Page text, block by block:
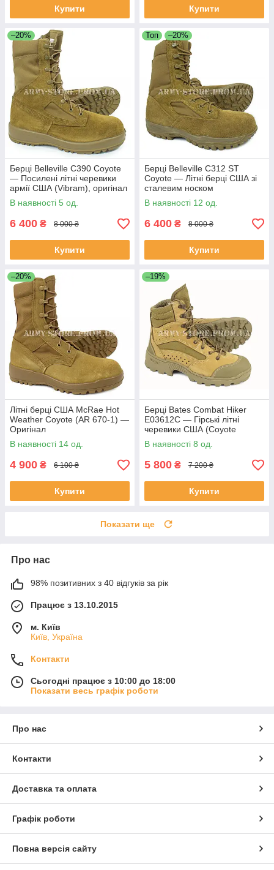
Купити Купити
–20%
Берці Belleville C390 Coyote
— Посилені літні черевики
армії США (Vibram), оригінал
В наявності 5 од.
6 400 ₴ 8 000 ₴
Купити
Топ –20%
Берці Belleville C312 ST
Coyote — Літні берці США зі
сталевим носком
В наявності 12 од.
6 400 ₴ 8 000 ₴
Купити
–20%
Літні берці США McRae Hot
Weather Coyote (AR 670-1) —
Оригінал
В наявності 14 од.
4 900 ₴ 6 100 ₴
Купити
–19%
Берці Bates Combat Hiker
E03612C — Гірські літні
черевики США (Coyote
Brown)
В наявності 8 од.
5 800 ₴ 7 200 ₴
Купити
Показати ще
Про нас
98% позитивних з 40 відгуків за рік
Працює з 13.10.2015
м. Київ
Київ, Україна
Контакти
Сьогодні працює з 10:00 до 18:00
Показати весь графік роботи
Про нас
Контакти
Доставка та оплата
Графік роботи
Повна версія сайту